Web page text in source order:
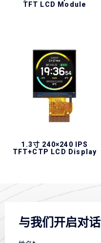
TFT LCD Module
1.3寸 240×240 IPS
TFT+CTP LCD Display
与我们开启对话